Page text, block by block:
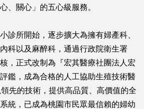
、關心」的五心級服務。
診所開始，逐步擴大為擁有婦產科、
科以及麻醉科，通過行政院衛生署
，正式改制為『宏其醫療社團法人宏
鑑，成為合格的人工協助生殖技術醫
先的技術，提供高品質、高價值的全
統，已成為桃園市民眾最信賴的婦幼